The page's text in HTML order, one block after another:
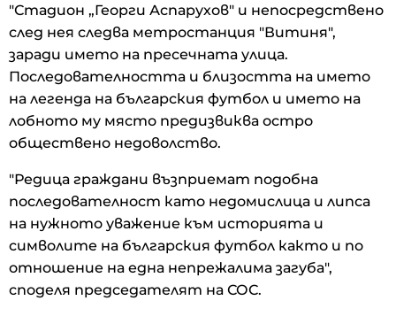
"Стадион „Георги Аспарухов" и непосредствено
след нея следва метростанция "Витиня",
заради името на пресечната улица.
Последователността и близостта на името
на легенда на българския футбол и името на
лобното му място предизвиква остро
обществено недоволство.
"Редица граждани възприемат подобна
последователност като недомислица и липса
на нужното уважение към историята и
символите на българския футбол както и по
отношение на една непрежалима загуба",
споделя председателят на СОС.